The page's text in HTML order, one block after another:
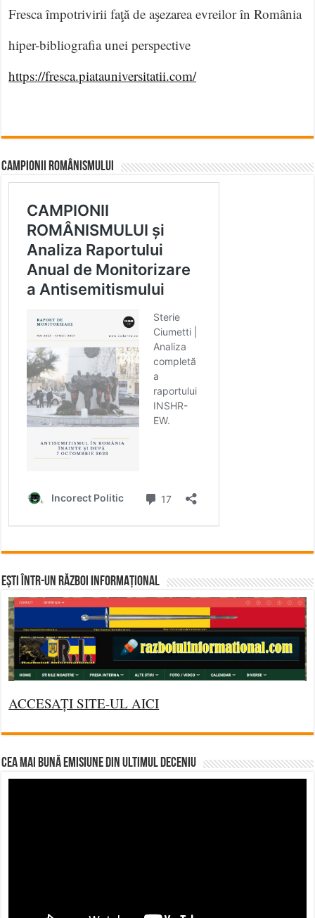
Fresca împotrivirii faţă de aşezarea evreilor în România
hiper-bibliografia unei perspective
https://fresca.piatauniversitatii.com/
CAMPIONII ROMÂNISMULUI
Ești într-un RĂZBOI INFORMAȚIONAL
ACCESAȚI SITE-UL AICI
CEA MAI BUNĂ EMISIUNE DIN ULTIMUL DECENIU